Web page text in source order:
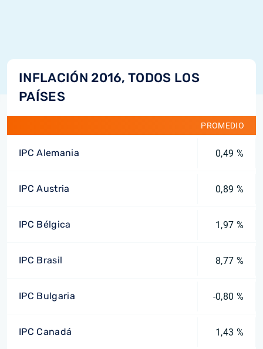
INFLACIÓN 2016, TODOS LOS
PAÍSES
PROMEDIO
IPC Alemania 0,49 %
IPC Austria 0,89 %
IPC Bélgica 1,97 %
IPC Brasil 8,77 %
IPC Bulgaria -0,80 %
IPC Canadá 1,43 %